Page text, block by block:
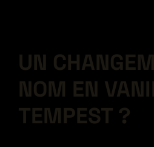
UN
NOM EN
TEMPEST ?